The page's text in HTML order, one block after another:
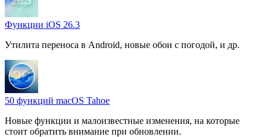
Функции iOS 26.3
Утилита переноса в Android, новые обои с погодой, и др.
50 функций macOS Tahoe
Новые функции и малоизвестные изменения, на которые
стоит обратить внимание при обновлении.